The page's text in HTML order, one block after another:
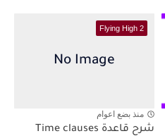
Flying High 2
منذ بضع اعوام
شرح قاعدة Time clauses